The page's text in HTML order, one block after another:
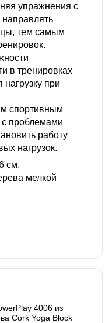
упражнения с
тем самым
в тренировках
при
спортивным
проблемами
работу
нагрузок.
см.
мелкой
4006 из
Cork Yoga Block